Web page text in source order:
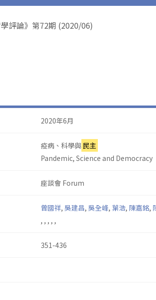
學評論》第72期 (2020/06)
2020年6月
疫病、科學與 民主
Pandemic, Science and Democracy
座談會 Forum
曾國祥, 吳建昌, 吳全峰, 葉浩, 陳嘉銘,
, , , , ,
351-436